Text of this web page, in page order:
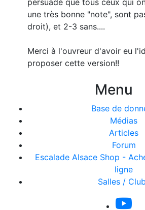
persuadé que tous ceux qui
une très bonne "note", sont
droit), et 2-3 sans....
Merci à l'ouvreur d'avoir eu
proposer cette version!!
Menu
Base de
Médias
Articles
Forum
Escalade Alsace Shop -
ligne
Salles /